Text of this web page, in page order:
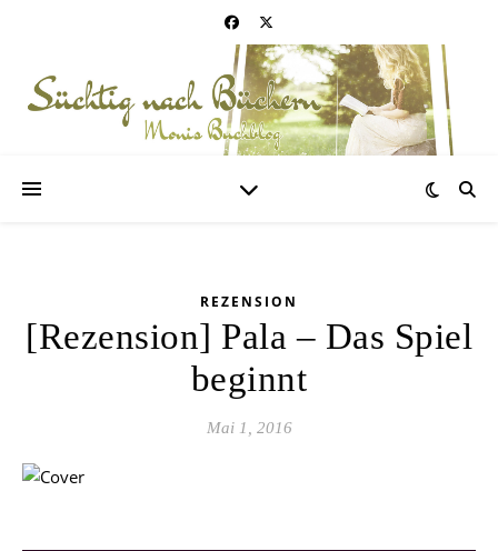
REZENSION
[Rezension] Pala – Das Spiel
beginnt
Mai 1, 2016